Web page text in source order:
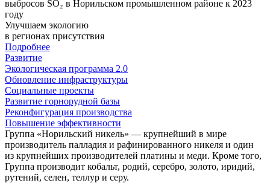
выбросов SO₂ в Норильском промышленном районе к 2023
году
Улучшаем экологию
в регионах присутствия
Подробнее
Развитие
Экологическая программа 2.0
Обновление инфраструктуры
Социальные проекты
Развитие горнорудной базы
Реконфигурация производства
Повышение эффективности
Группа «Норильский никель» — крупнейший в мире
производитель палладия и рафинированного никеля и один
из крупнейших производителей платины и меди. Кроме того,
Группа производит кобальт, родий, серебро, золото, иридий,
рутений, селен, теллур и серу.